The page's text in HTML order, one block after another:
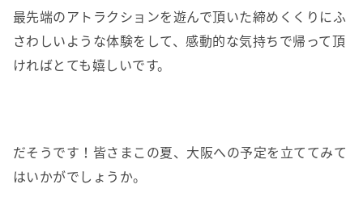
最先端のアトラクションを遊んで頂いた締めくくりにふ
さわしいような体験をして、感動的な気持ちで帰って頂
ければとても嬉しいです。
だそうです！皆さまこの夏、大阪への予定を立ててみて
はいかがでしょうか。